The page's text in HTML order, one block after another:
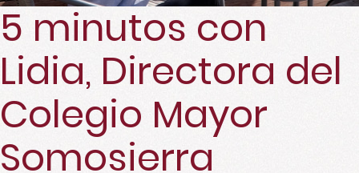
5 minutos con
Lidia, Directora del
Colegio Mayor
Somosierra